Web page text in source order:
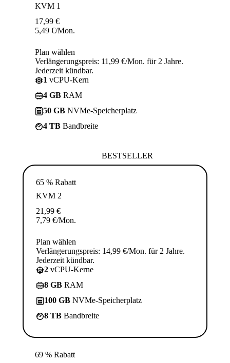
KVM 1
17,99 €
5,49 €/Mon.
Plan wählen
Verlängerungspreis: 11,99 €/Mon. für 2 Jahre.
Jederzeit kündbar.
1 vCPU-Kern
4 GB RAM
50 GB NVMe-Speicherplatz
4 TB Bandbreite
BESTSELLER
65 % Rabatt
KVM 2
21,99 €
7,79 €/Mon.
Plan wählen
Verlängerungspreis: 14,99 €/Mon. für 2 Jahre.
Jederzeit kündbar.
2 vCPU-Kerne
8 GB RAM
100 GB NVMe-Speicherplatz
8 TB Bandbreite
69 % Rabatt